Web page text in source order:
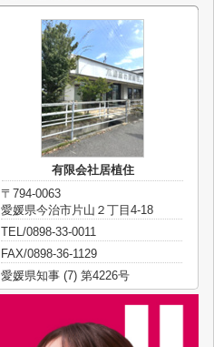
有限会社居植住
〒794-0063
愛媛県今治市片山２丁目4-18
TEL/0898-33-0011
FAX/0898-36-1129
愛媛県知事 (7) 第4226号